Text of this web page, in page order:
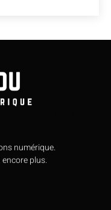
numérique.
plus.